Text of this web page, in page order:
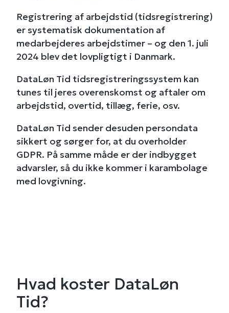
Registrering af arbejdstid (tidsregistrering)
er systematisk dokumentation af
medarbejderes arbejdstimer – og den 1. juli
2024 blev det lovpligtigt i Danmark.
DataLøn Tid tidsregistreringssystem kan
tunes til jeres overenskomst og aftaler om
arbejdstid, overtid, tillæg, ferie, osv.
DataLøn Tid sender desuden persondata
sikkert og sørger for, at du overholder
GDPR. På samme måde er der indbygget
advarsler, så du ikke kommer i karambolage
med lovgivning.
Hvad koster DataLøn
Tid?